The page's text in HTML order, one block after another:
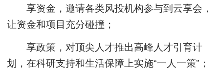
享资金，邀请各类风投机构参与到云享会，
让资金和项目充分碰撞；
享政策，对顶尖人才推出高峰人才引育计
划，在科研支持和生活保障上实施“一人一策”；